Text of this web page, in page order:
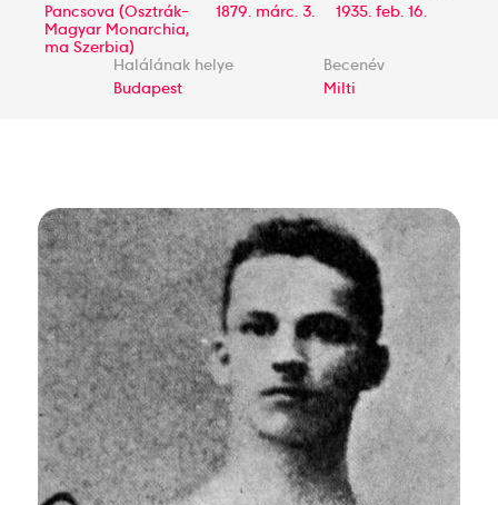
Pancsova (Osztrák-
Magyar Monarchia,
ma Szerbia)
1879. márc. 3.
1935. feb. 16.
Halálának helye
Budapest
Becenév
Milti